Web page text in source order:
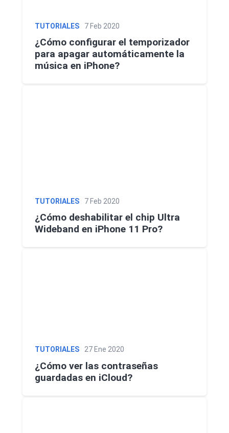
TUTORIALES 7 Feb 2020
¿Cómo configurar el temporizador
para apagar automáticamente la
música en iPhone?
TUTORIALES 7 Feb 2020
¿Cómo deshabilitar el chip Ultra
Wideband en iPhone 11 Pro?
TUTORIALES 27 Ene 2020
¿Cómo ver las contraseñas
guardadas en iCloud?